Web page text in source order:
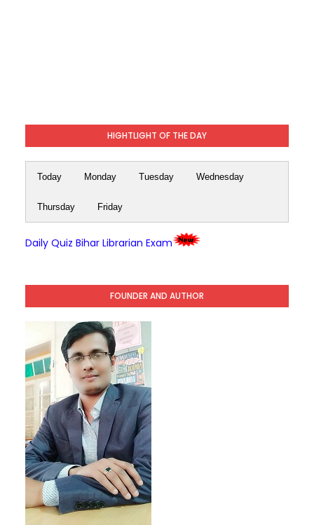
HIGHTLIGHT OF THE DAY
Today Monday Tuesday Wednesday
Thursday Friday
Daily Quiz Bihar Librarian Exam
FOUNDER AND AUTHOR